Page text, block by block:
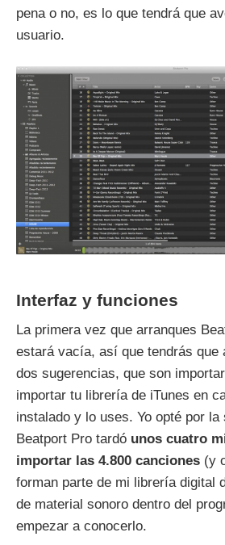
pena o no, es lo que tendrá que
usuario.
Interfaz y funciones
La primera vez que arranques
estará vacía, así que tendrás que
dos sugerencias, que son
importar tu librería de iTunes en
instalado y lo uses. Yo opté por la
Beatport Pro tardó unos cuatro
importar las 4.800 canciones (y
forman parte de mi librería digital
de material sonoro dentro del
empezar a conocerlo.